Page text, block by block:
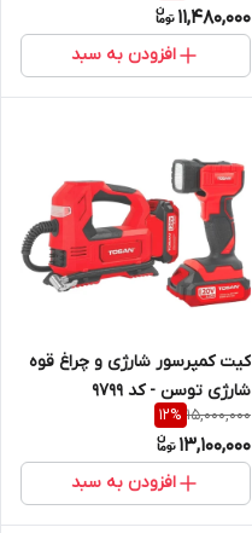
11,480,000
افزودن به سبد
کیت کمپرسور شارژی و چراغ قوه
شارژی توسن - کد 9799
15,000,000
12%
13,100,000
افزودن به سبد